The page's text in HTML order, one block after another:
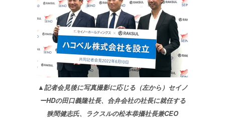
▲記者会見後に写真撮影に応じる（左から）セイノ
ーHDの田口義隆社長、合弁会社の社長に就任する
狭間健志氏、ラクスルの松本恭攝社長兼CEO